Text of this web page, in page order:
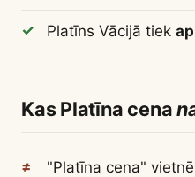
Platīns Vācijā tiek
Kas Platīna cena
"Platīna cena" vietnē